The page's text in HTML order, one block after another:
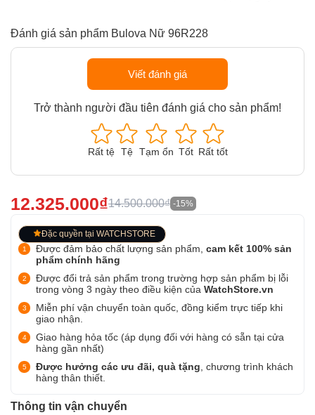
Đánh giá sản phẩm Bulova Nữ 96R228
Viết đánh giá
Trở thành người đầu tiên đánh giá cho sản phẩm!
Rất tệ Tệ Tạm ổn Tốt Rất tốt
12.325.000₫14.500.000₫ -15%
Đặc quyền tại WATCHSTORE
Được đảm bảo chất lượng sản phẩm, cam kết 100% sản
phẩm chính hãng
Được đổi trả sản phẩm trong trường hợp sản phẩm bị lỗi
trong vòng 3 ngày theo điều kiện của WatchStore.vn
Miễn phí vận chuyển toàn quốc, đồng kiểm trực tiếp khi
giao nhận.
Giao hàng hỏa tốc (áp dụng đối với hàng có sẵn tại cửa
hàng gần nhất)
Được hưởng các ưu đãi, quà tặng , chương trình khách
hàng thân thiết.
Thông tin vận chuyển